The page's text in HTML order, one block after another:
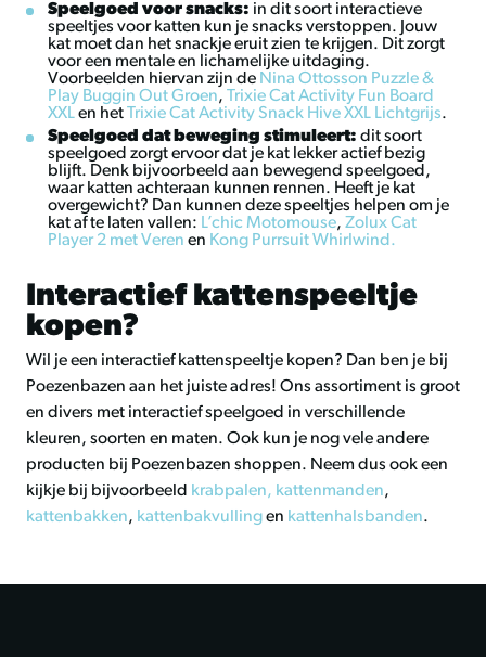
Speelgoed voor snacks: in dit soort interactieve
speeltjes voor katten kun je snacks verstoppen. Jouw
kat moet dan het snackje eruit zien te krijgen. Dit zorgt
voor een mentale en lichamelijke uitdaging.
Voorbeelden hiervan zijn de Nina Ottosson Puzzle &
Play Buggin Out Groen, Trixie Cat Activity Fun Board
XXLen hetTrixie Cat Activity Snack Hive XXL Lichtgrijs.
Speelgoed dat beweging stimuleert: dit soort
speelgoed zorgt ervoor dat je kat lekker actief bezig
blijft. Denk bijvoorbeeld aan bewegend speelgoed,
waar katten achteraan kunnen rennen. Heeft je kat
overgewicht? Dan kunnen deze speeltjes helpen om je
kat af te laten vallen: L’chic Motomouse, Zolux Cat
Player 2 met Veren en Kong Purrsuit Whirlwind.
Interactief kattenspeeltje
kopen?
Wil je een interactief kattenspeeltje kopen? Dan ben je bij
Poezenbazen aan het juiste adres! Ons assortiment is groot
en divers met interactief speelgoed in verschillende
kleuren, soorten en maten. Ook kun je nog vele andere
producten bij Poezenbazen shoppen. Neem dus ook een
kijkje bij bijvoorbeeld krabpalen, kattenmanden,
kattenbakken, kattenbakvullingen kattenhalsbanden.